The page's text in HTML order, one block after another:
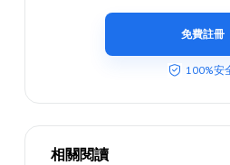
免費註冊
100%安
相關閱讀